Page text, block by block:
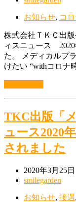
お知らせ, コ
株式会社ＴＫＣ出
ィスニュース 2020
た。 メディカルプ
けたい “withコロナ
TKC出版「
ュース2020
されました
2020年3月25日
smilegarden
お知らせ, 接遇,